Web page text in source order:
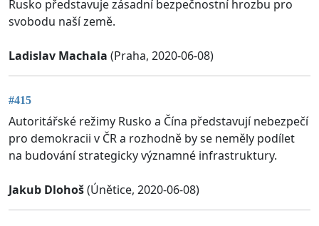
Rusko představuje zásadní bezpečnostní hrozbu pro
svobodu naší země.
Ladislav Machala (Praha, 2020-06-08)
#415
Autoritářské režimy Rusko a Čína představují nebezpečí
pro demokracii v ČR a rozhodně by se neměly podílet
na budování strategicky významné infrastruktury.
Jakub Dlohoš(Únětice, 2020-06-08)